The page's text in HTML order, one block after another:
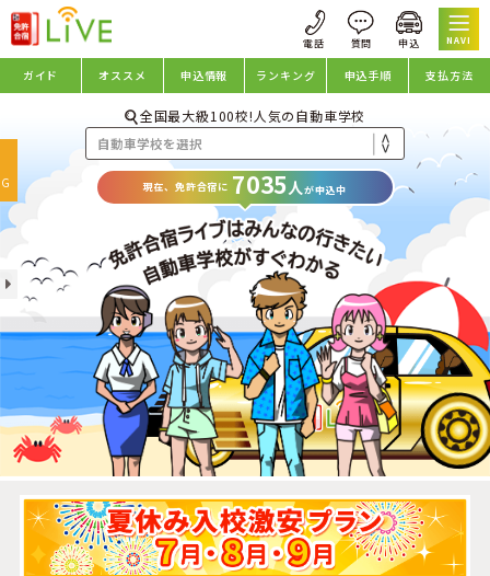
NAVI
ガイド オススメ 申込情報 ランキング 申込手順 支払方法
全国最大級100校!人気の自動車学校
現在、免許合宿に 7035 人が申込中